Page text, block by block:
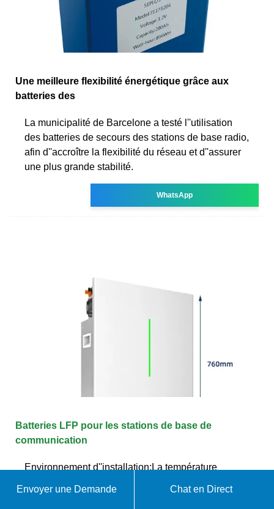
Une meilleure flexibilité énergétique grâce aux
batteries des
La municipalité de Barcelone a testé l''utilisation
des batteries de secours des stations de base radio,
afin d''accroître la flexibilité du réseau et d''assurer
une plus grande stabilité.
WhatsApp
Batteries LFP pour les stations de base de
communication
Environnement d''installation:La température
entre -10 et 55 degrés (température recommandée
Envoyer une Demande Chat en Direct